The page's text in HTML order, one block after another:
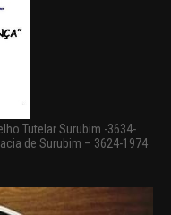
Tutelar Surubim -3634-
de Surubim – 3624-1974